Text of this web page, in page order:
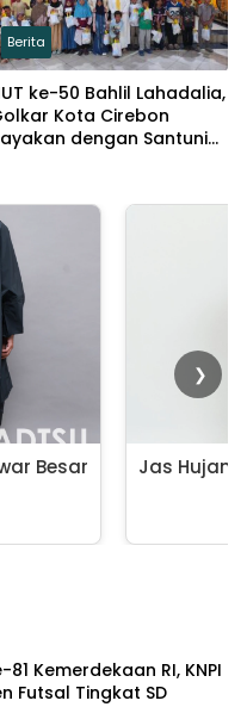
Berita
ke-50 Bahlil Lahadalia,
Kota Cirebon
dengan Santuni
Besar Jas Hujan
❯
Kemerdekaan RI, KNPI
Futsal Tingkat SD